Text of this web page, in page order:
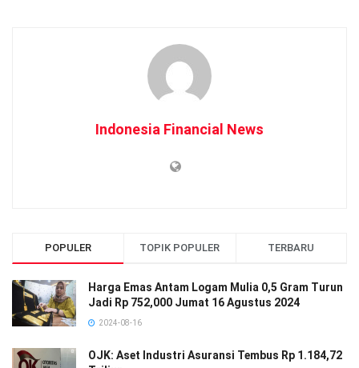
Indonesia Financial News
POPULER TOPIK POPULER TERBARU
Harga Emas Antam Logam Mulia 0,5 Gram Turun
Jadi Rp 752,000 Jumat 16 Agustus 2024
2024-08-16
OJK: Aset Industri Asuransi Tembus Rp 1.184,72